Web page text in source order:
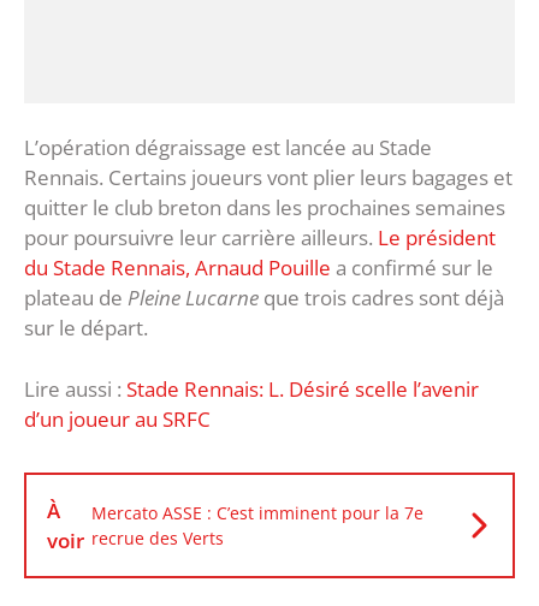
L’opération dégraissage est lancée au Stade
Rennais. Certains joueurs vont plier leurs bagages et
quitter le club breton dans les prochaines semaines
pour poursuivre leur carrière ailleurs. Le président
du Stade Rennais, Arnaud Pouille a confirmé sur le
plateau de Pleine Lucarne que trois cadres sont déjà
sur le départ.
Lire aussi : Stade Rennais: L. Désiré scelle l’avenir
d’un joueur au SRFC
À
voir
Mercato ASSE : C’est imminent pour la 7e
recrue des Verts